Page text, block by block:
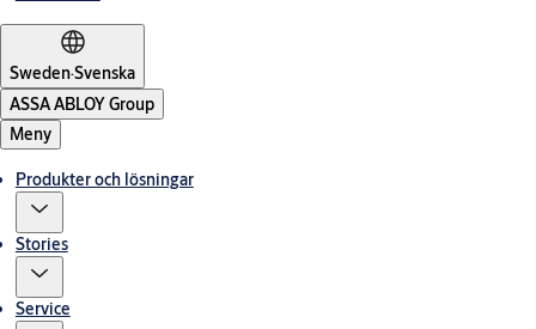
Sweden·Svenska
ASSA ABLOY Group
Meny
Produkter och lösningar
Stories
Service